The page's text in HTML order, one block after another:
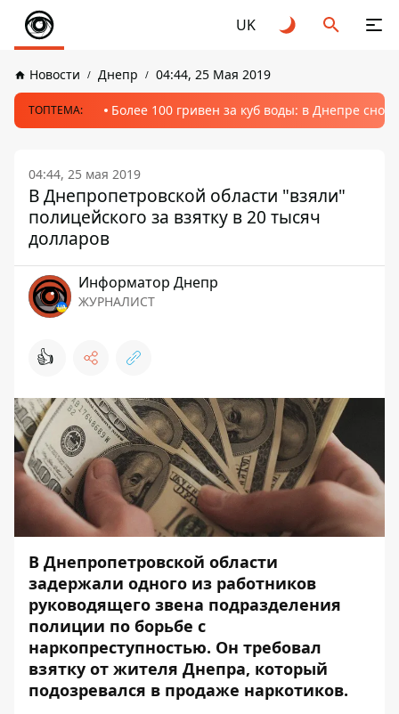
UK
Новости Днепр 04:44, 25 Мая 2019
ТОПТЕМА: Более 100 гривен за куб воды: в Днепре
04:44, 25 мая 2019
В Днепропетровской области "взяли"
полицейского за взятку в 20 тысяч
долларов
Информатор Днепр
ЖУРНАЛИСТ
👍
В Днепропетровской области
задержали одного из работников
руководящего звена подразделения
полиции по борьбе с
наркопреступностью. Он требовал
взятку от жителя Днепра, который
подозревался в продаже наркотиков.